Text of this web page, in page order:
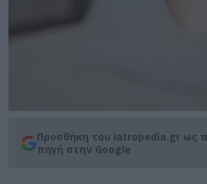
Προσθήκη του iatropedia.gr ως
πηγή στην Google